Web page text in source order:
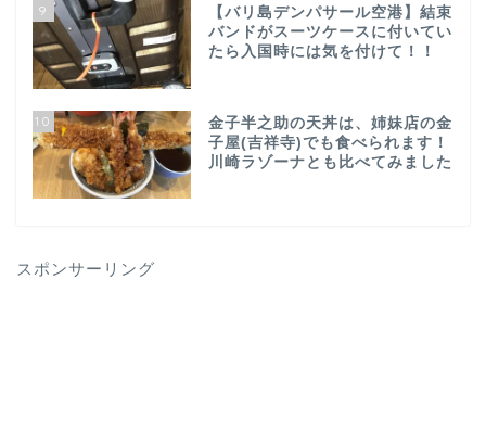
9
【バリ島デンパサール空港】結束
バンドがスーツケースに付いてい
たら入国時には気を付けて！！
10
金子半之助の天丼は、姉妹店の金
子屋(吉祥寺)でも食べられます！
川崎ラゾーナとも比べてみました
スポンサーリング